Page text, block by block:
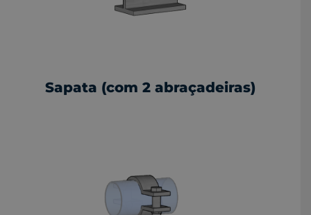
Sapata (com 2 abraçadeiras)